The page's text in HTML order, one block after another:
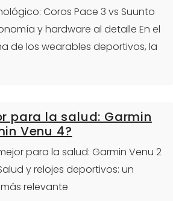
Coros Pace 3 vs Suunto
y hardware al detalle En el
de los wearables deportivos, la
para la salud: Garmin
Venu 4?
para la salud: Garmin Venu 2
y relojes deportivos: un
relevante